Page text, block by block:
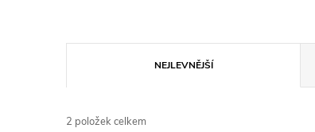
a
NEJLEVNĚJŠÍ
2 položek celkem